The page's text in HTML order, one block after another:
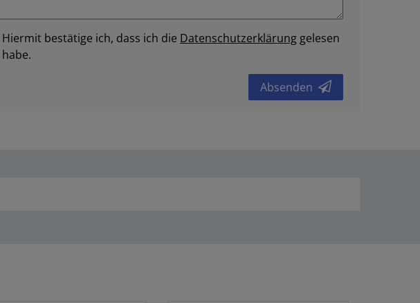
Hiermit bestätige ich, dass ich die Daten­schutz­erklärung gelesen
habe.
Absenden